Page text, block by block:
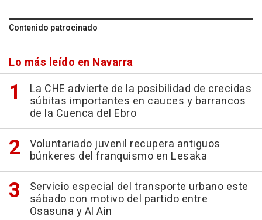
Contenido patrocinado
Lo más leído en Navarra
La CHE advierte de la posibilidad de crecidas
súbitas importantes en cauces y barrancos
de la Cuenca del Ebro
Voluntariado juvenil recupera antiguos
búnkeres del franquismo en Lesaka
Servicio especial del transporte urbano este
sábado con motivo del partido entre
Osasuna y Al Ain